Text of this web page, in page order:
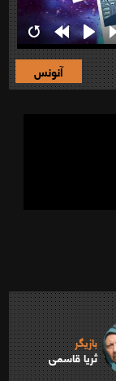
RestartRewind
10s
Play
آنونس
بازیگر
ثریا قاسمی